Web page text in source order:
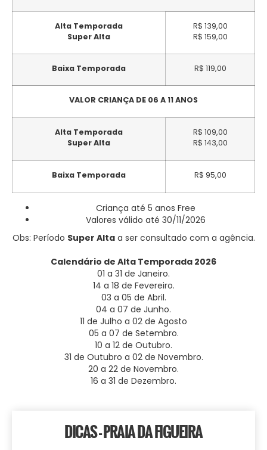
Alta Temporada
Super Alta
R$ 139,00
R$ 159,00
Baixa Temporada R$ 119,00
VALOR CRIANÇA DE 06 A 11 ANOS
Alta Temporada
Super Alta
R$ 109,00
R$ 143,00
Baixa Temporada R$ 95,00
Criança até 5 anos Free
Valores válido até 30/11/2026
Obs: Período Super Altaa ser consultado com a agência.
Calendário de Alta Temporada 2026
01 a 31 de Janeiro.
14 a 18 de Fevereiro.
03 a 05 de Abril.
04 a 07 de Junho.
11 de Julho a 02 de Agosto
05 a 07 de Setembro.
10 a 12 de Outubro.
31 de Outubro a 02 de Novembro.
20 a 22 de Novembro.
16 a 31 de Dezembro.
DICAS - PRAIA DA FIGUEIRA